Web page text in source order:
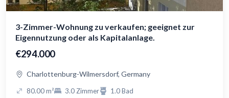
3-Zimmer-Wohnung zu verkaufen; geeignet zur
Eigennutzung oder als Kapitalanlage.
€294.000
Charlottenburg-Wilmersdorf, Germany
80.00 m² 3.0 Zimmer 1.0 Bad